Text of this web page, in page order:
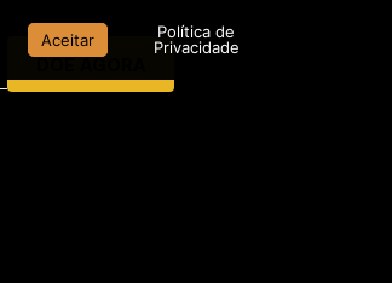
DOE AGORA
Aceitar
Política de
Privacidade